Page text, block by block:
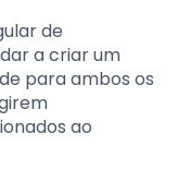
de
a criar um
para ambos os
ao